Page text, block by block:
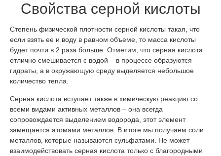
Свойства серной кислоты
Степень физической плотности серной кислоты такая, что
если взять ее и воду в равном объеме, то масса кислоты
будет почти в 2 раза больше. Отметим, что серная кислота
отлично смешивается с водой – в процессе образуются
гидраты, а в окружающую среду выделяется небольшое
количество тепла.
Серная кислота вступает также в химическую реакцию со
всеми видами активных металлов – она всегда
сопровождается выделением водорода, этот элемент
замещается атомами металлов. В итоге мы получаем соли
металлов, которые называются сульфатами. Не может
взаимодействовать серная кислота только с благородными